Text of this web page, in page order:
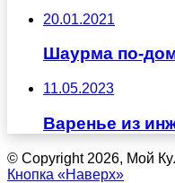
20.01.2021
Шаурма по-
11.05.2023
Варенье из
© Copyright 2026, Мой
Кнопка «Наверх»